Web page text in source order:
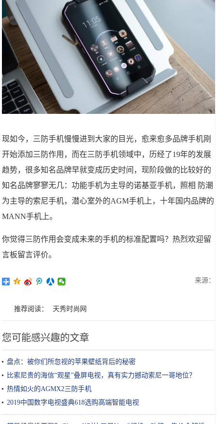
现如今，三防手机慢慢进到大家的目光，愈来愈多品牌手机刚
开始添加三防作用，而在三防手机领域中，历经了19年的发展
趋势，很多知名品牌早就变成历史时间，现阶段做的比较好的
知名品牌寥寥无几：功能手机为主导的诺基亚手机，照相 防潮
为主导的索尼手机，潜心室外的AGM手机上，十年国内品牌的
MANN手机上。
你觉得三防作用会变成未来的手机的标准配置吗？热烈欢迎留
言板留言评价。
来源：
推荐阅读： 天秀时尚网
您可能感兴趣的文章
盘点：被你们所忽视的苹果壁纸背后的秘密
比索尼贵的海信“观星”叠屏电视，真有实力撼动索尼一哥地位？
热情如火的AGMX2三防手机
2019中国数字电视盛典618选购高端智能电视